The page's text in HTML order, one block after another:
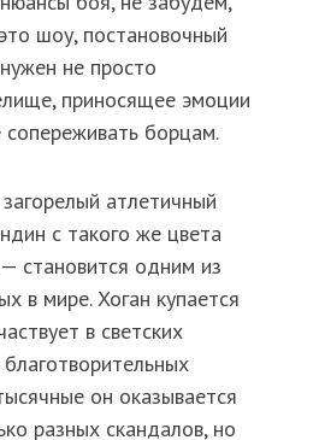
шоу, постановочный
не просто
приносящее эмоции
борцам.
атлетичный
с такого же цвета
становится одним из
в мире. Хоган купается
в светских
он оказывается
разных скандалов, но